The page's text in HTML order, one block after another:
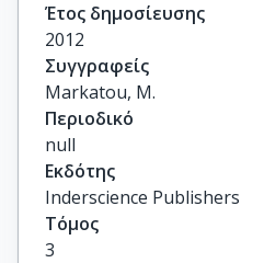
Έτος δημοσίευσης
2012
Συγγραφείς
Markatou, M.
Περιοδικό
null
Εκδότης
Inderscience Publishers
Τόμος
3